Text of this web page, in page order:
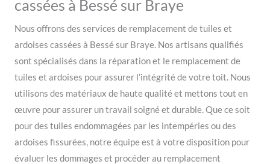
cassées à Bessé sur Braye
Nous offrons des services de remplacement de tuiles et
ardoises cassées à Bessé sur Braye. Nos artisans qualifiés
sont spécialisés dans la réparation et le remplacement de
tuiles et ardoises pour assurer l’intégrité de votre toit. Nous
utilisons des matériaux de haute qualité et mettons tout en
œuvre pour assurer un travail soigné et durable. Que ce soit
pour des tuiles endommagées par les intempéries ou des
ardoises fissurées, notre équipe est à votre disposition pour
évaluer les dommages et procéder au remplacement